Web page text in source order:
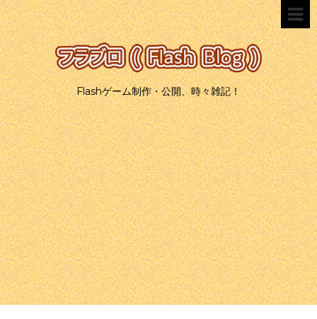
Flashゲーム制作・公開、時々雑記！